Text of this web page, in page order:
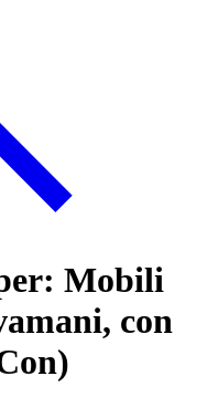
Mobili
con